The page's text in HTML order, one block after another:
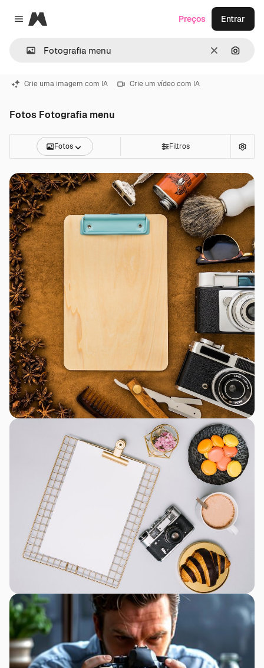
Close menu
Magnific
Limpar
Preços Entrar
Crie uma imagem com IA Crie um vídeo com IA
Fotos Fotografia menu
Fotos Filtros